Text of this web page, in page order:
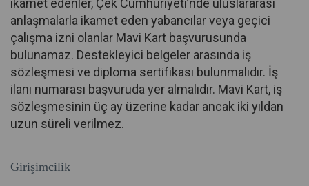
ikamet edenler, Çek Cumhuriyeti’nde uluslararası
anlaşmalarla ikamet eden yabancılar veya geçici
çalışma izni olanlar Mavi Kart başvurusunda
bulunamaz. Destekleyici belgeler arasında iş
sözleşmesi ve diploma sertifikası bulunmalıdır. İş
ilanı numarası başvuruda yer almalıdır. Mavi Kart, iş
sözleşmesinin üç ay üzerine kadar ancak iki yıldan
uzun süreli verilmez.
Girişimcilik